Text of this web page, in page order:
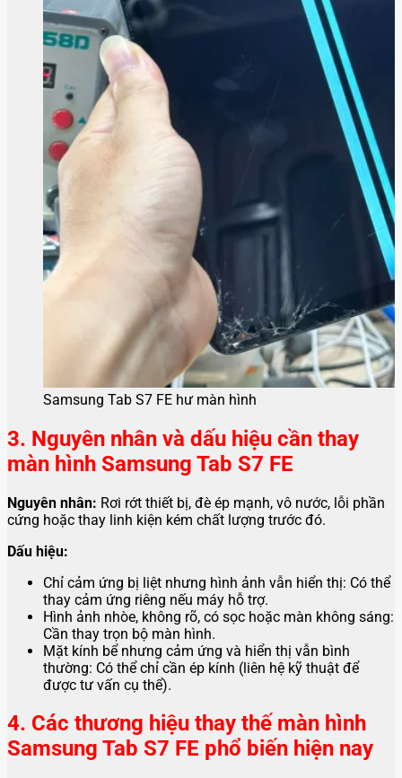
Samsung Tab S7 FE hư màn hình
3. Nguyên nhân và dấu hiệu cần thay
màn hình Samsung Tab S7 FE
Nguyên nhân: Rơi rớt thiết bị, đè ép mạnh, vô nước, lỗi phần
cứng hoặc thay linh kiện kém chất lượng trước đó.
Dấu hiệu:
Chỉ cảm ứng bị liệt nhưng hình ảnh vẫn hiển thị: Có thể
thay cảm ứng riêng nếu máy hỗ trợ.
Hình ảnh nhòe, không rõ, có sọc hoặc màn không sáng:
Cần thay trọn bộ màn hình.
Mặt kính bể nhưng cảm ứng và hiển thị vẫn bình
thường: Có thể chỉ cần ép kính (liên hệ kỹ thuật để
được tư vấn cụ thể).
4. Các thương hiệu thay thế màn hình
Samsung Tab S7 FE phổ biến hiện nay